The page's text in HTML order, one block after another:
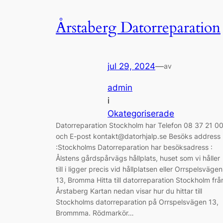
Årstaberg Datorreparation
jul 29, 2024—av
admin
i
Okategoriserade
Datorreparation Stockholm har Telefon 08 37 21 00
och E-post kontakt@datorhjalp.se Besöks address
:Stockholms Datorreparation har besöksadress :
Ålstens gårdspårvägs hållplats, huset som vi håller
till i ligger precis vid hållplatsen eller Orrspelsvägen
13, Bromma Hitta till datorreparation Stockholm
Årstaberg Kartan nedan visar hur du hittar till
Stockholms datorreparation på Orrspelsvägen 13,
Brommma. Rödmarkör…